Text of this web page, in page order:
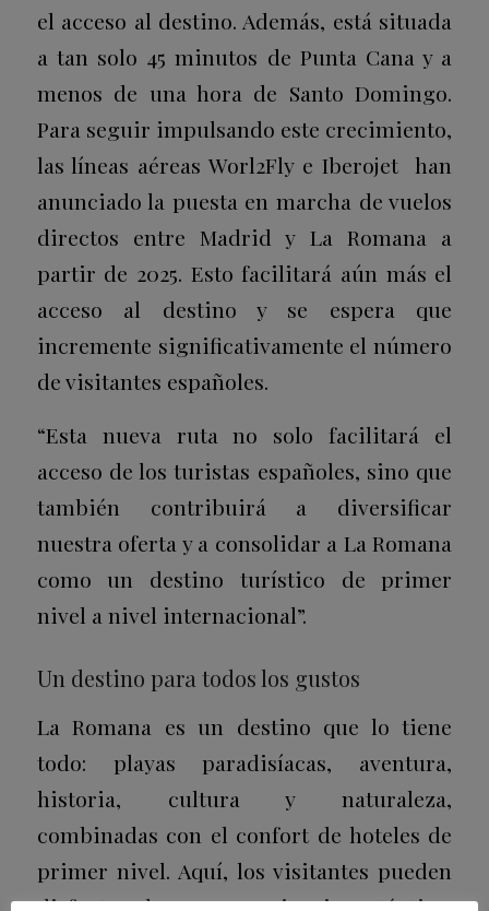
el acceso al destino. Además, está situada
a tan solo 45 minutos de Punta Cana y a
menos de una hora de Santo Domingo.
Para seguir impulsando este crecimiento,
las líneas aéreas Worl2Fly e Iberojet han
anunciado la puesta en marcha de vuelos
directos entre Madrid y La Romana a
partir de 2025. Esto facilitará aún más el
acceso al destino y se espera que
incremente significativamente el número
de visitantes españoles.
“Esta nueva ruta no solo facilitará el
acceso de los turistas españoles, sino que
también contribuirá a diversificar
nuestra oferta y a consolidar a La Romana
como un destino turístico de primer
nivel a nivel internacional”.
Un destino para todos los gustos
La Romana es un destino que lo tiene
todo: playas paradisíacas, aventura,
historia, cultura y naturaleza,
combinadas con el confort de hoteles de
primer nivel. Aquí, los visitantes pueden